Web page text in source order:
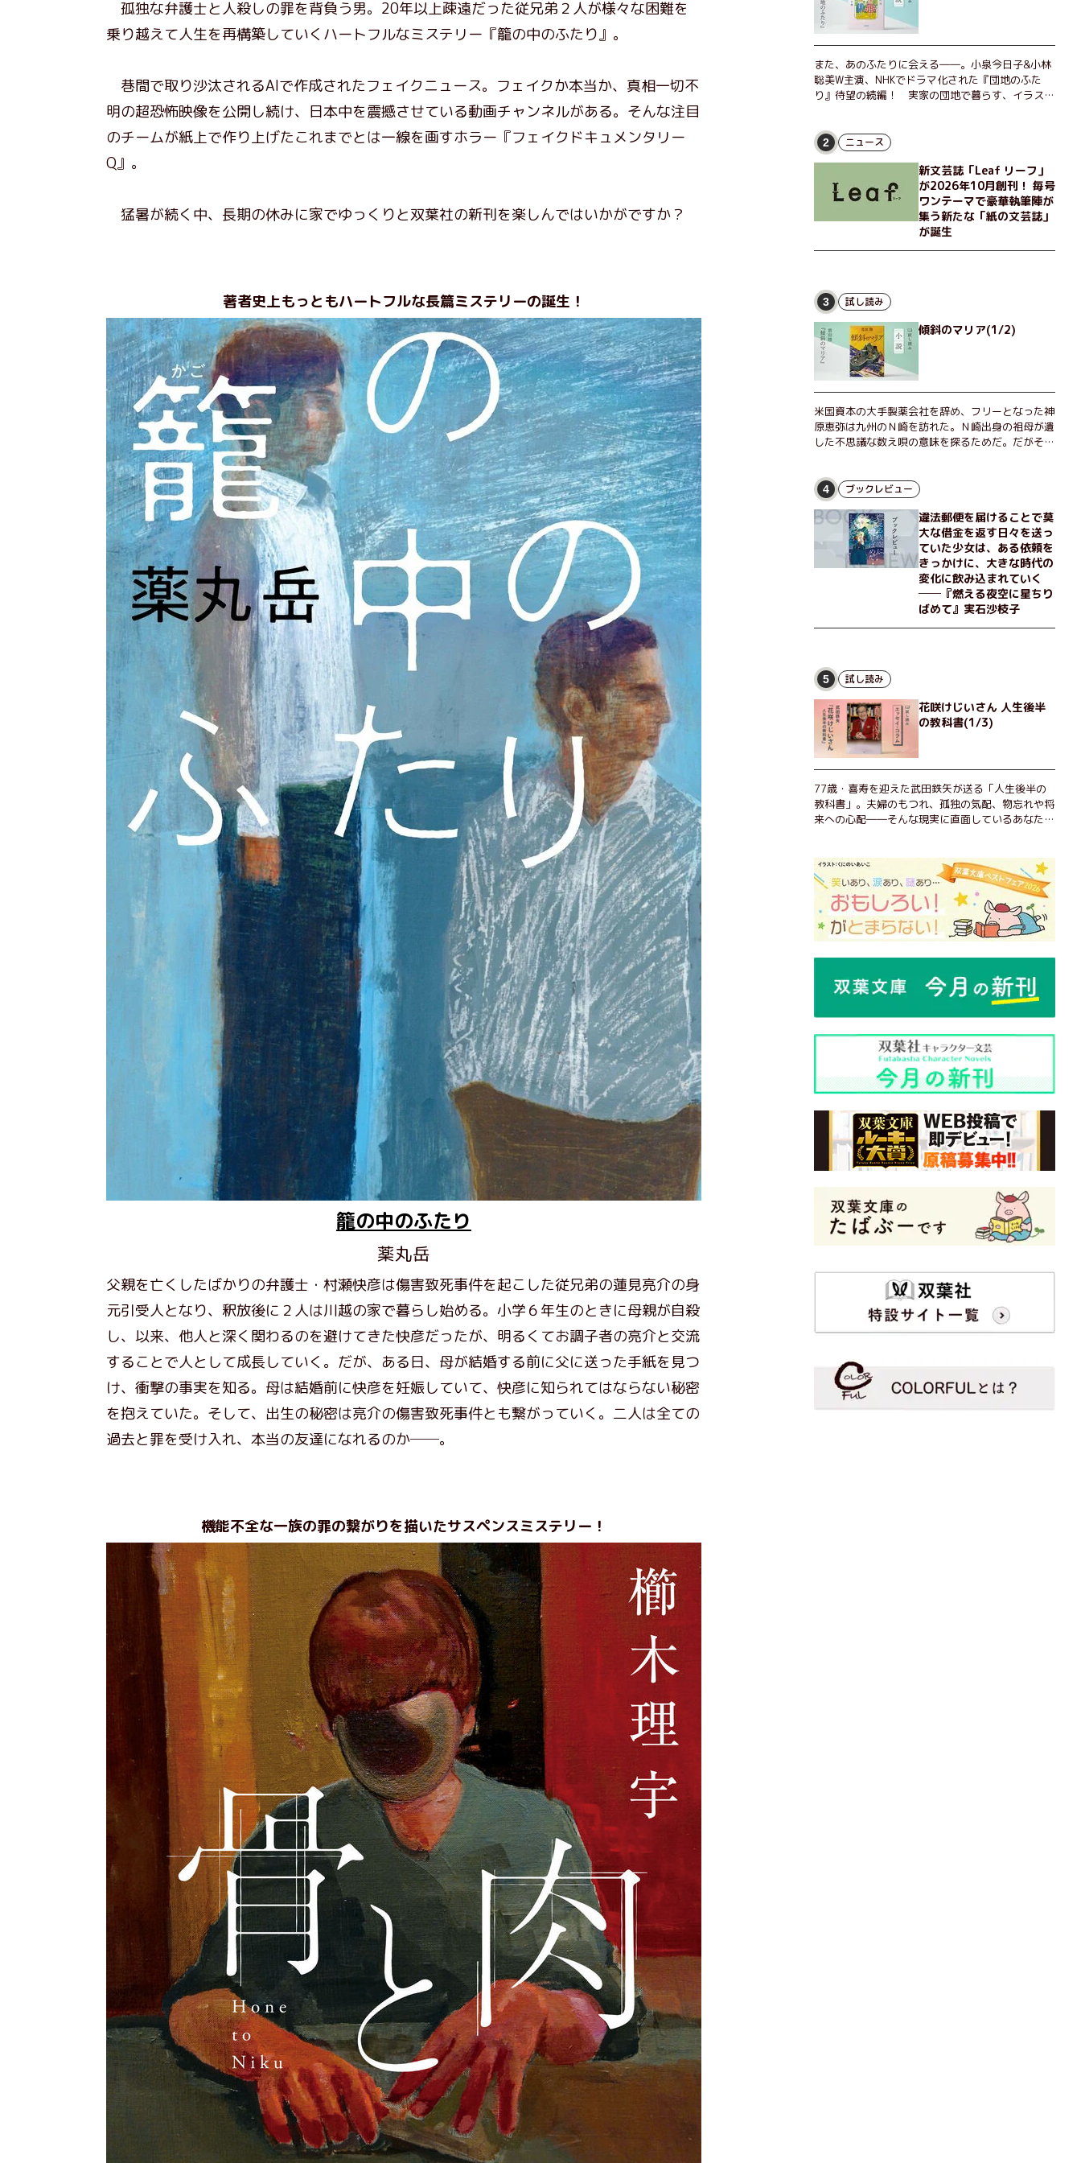
孤独な弁護士と人殺しの罪を背負う男。20年以上疎遠だった従兄弟２人が様々な困難を
乗り越えて人生を再構築していくハートフルなミステリー『籠の中のふたり』。
巷間で取り沙汰されるAIで作成されたフェイクニュース。フェイクか本当か、真相一切不
明の超恐怖映像を公開し続け、日本中を震撼させている動画チャンネルがある。そんな注目
のチームが紙上で作り上げたこれまでとは一線を画すホラー『フェイクドキュメンタリー
Q』。
猛暑が続く中、長期の休みに家でゆっくりと双葉社の新刊を楽しんではいかがですか？
著者史上もっともハートフルな長篇ミステリーの誕生！
籠の中のふたり
薬丸岳
父親を亡くしたばかりの弁護士・村瀬快彦は傷害致死事件を起こした従兄弟の蓮見亮介の身
元引受人となり、釈放後に２人は川越の家で暮らし始める。小学６年生のときに母親が自殺
し、以来、他人と深く関わるのを避けてきた快彦だったが、明るくてお調子者の亮介と交流
することで人として成長していく。だが、ある日、母が結婚する前に父に送った手紙を見つ
け、衝撃の事実を知る。母は結婚前に快彦を妊娠していて、快彦に知られてはならない秘密
を抱えていた。そして、出生の秘密は亮介の傷害致死事件とも繋がっていく。二人は全ての
過去と罪を受け入れ、本当の友達になれるのか──。
機能不全な一族の罪の繋がりを描いたサスペンスミステリー！
また、あのふたりに会える――。小泉今日子&小林
聡美W主演、NHKでドラマ化された『団地のふた
り』待望の続編！ 実家の団地で暮らす、イラスト
ょっとした贅沢を楽しんだり、近所のおばちゃんの
恋バナを聞いてあげたり、部屋でふたりだけの「台
湾映画祭」を催したり。50代独身、幼なじみの変
わらぬ友情とささやかな幸せの日々を描く。
2 ニュース
新文芸誌「Leaf リーフ」
が2026年10月創刊！ 毎号
ワンテーマで豪華執筆陣が
集う新たな「紙の文芸誌」
が誕生
3 試し読み
傾斜のマリア(1/2)
米国資本の大手製薬会社を辞め、フリーとなった神
原恵弥は九州のＮ崎を訪れた。Ｎ崎出身の祖母が遺
した不思議な数え唄の意味を探るためだ。だがそん
出島で見つかったある物質について博士の意見を聞
きたいという。恵弥は、まるで影のような存在の博
士とまみえることはできるのか？ そして、唄の歌
詞「かたむくマリア」に込められた秘密とは？ 謎
めいたラストが鮮烈な余韻を残すシリーズ第四作！
4 ブックレビュー
違法郵便を届けることで莫
大な借金を返す日々を送っ
ていた少女は、ある依頼を
きっかけに、大きな時代の
変化に飲み込まれていく
──『燃える夜空に星ちり
ばめて』実石沙枝子
5 試し読み
花咲けじいさん 人生後半
の教科書(1/3)
77歳・喜寿を迎えた武田鉄矢が送る「人生後半の
教科書」。夫婦のもつれ、孤独の気配、物忘れや将
来への心配――そんな現実に直面しているあなた
経験をもとに繰り出される持論は説得力満点。まだ
まだ人生これから！ 読むだけで前向きになれる一
冊。